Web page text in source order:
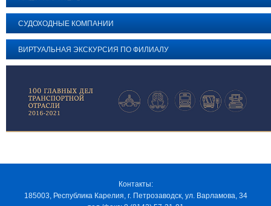
СУДОХОДНЫЕ КОМПАНИИ
ВИРТУАЛЬНАЯ ЭКСКУРСИЯ ПО ФИЛИАЛУ
Контакты:
185003, Республика Карелия, г. Петрозаводск, ул. Варламова, 34